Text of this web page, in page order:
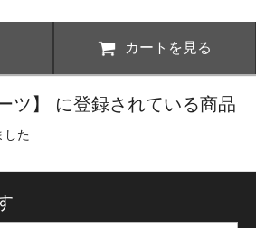
カートを見る
ツ】 に登録されている商品
した